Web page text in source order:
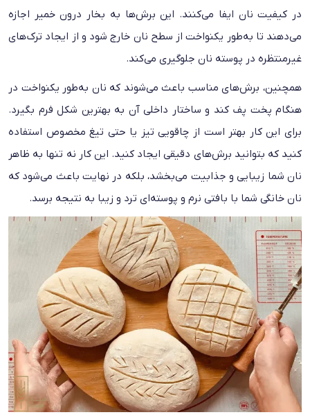
در کیفیت نان ایفا می‌کنند. این برش‌ها به بخار درون خمیر اجازه
می‌دهند تا به‌طور یکنواخت از سطح نان خارج شود و از ایجاد ترک‌های
غیرمنتظره در پوسته نان جلوگیری می‌کند.
همچنین، برش‌های مناسب باعث می‌شوند که نان به‌طور یکنواخت در
هنگام پخت پف کند و ساختار داخلی آن به بهترین شکل فرم بگیرد.
برای این کار بهتر است از چاقویی تیز یا حتی تیغ مخصوص استفاده
کنید که بتوانید برش‌های دقیقی ایجاد کنید. این کار نه تنها به ظاهر
نان شما زیبایی و جذابیت می‌بخشد، بلکه در نهایت باعث می‌شود که
نان خانگی شما با بافتی نرم و پوسته‌ای ترد و زیبا به نتیجه برسد.